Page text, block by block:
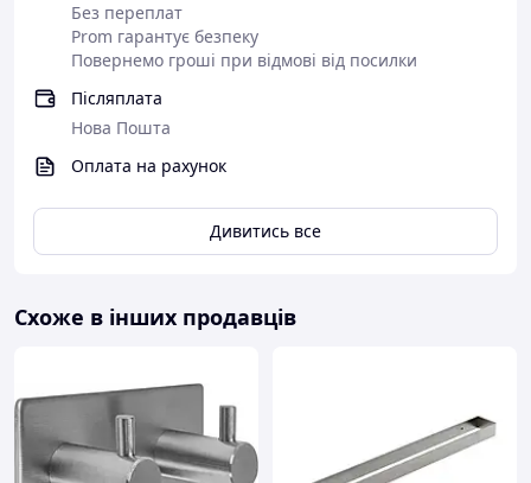
Без переплат
Prom гарантує безпеку
Повернемо гроші при відмові від посилки
Післяплата
Нова Пошта
Оплата на рахунок
Дивитись все
Схоже в інших продавців